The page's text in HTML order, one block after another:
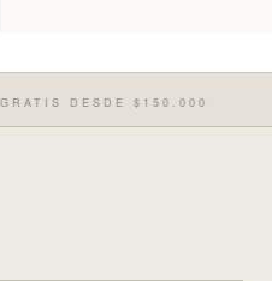
DESDE $150.000